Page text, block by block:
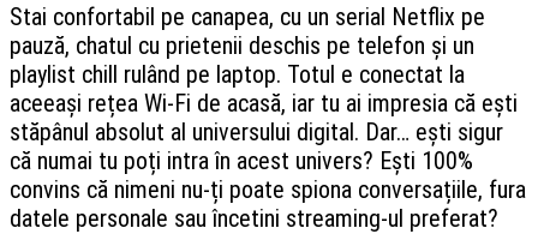
Stai confortabil pe canapea, cu un serial Netflix pe
pauză, chatul cu prietenii deschis pe telefon și un
playlist chill rulând pe laptop. Totul e conectat la
aceeași rețea Wi-Fi de acasă, iar tu ai impresia că ești
stăpânul absolut al universului digital. Dar… ești sigur
că numai tu poți intra în acest univers? Ești 100%
convins că nimeni nu-ți poate spiona conversațiile, fura
datele personale sau încetini streaming-ul preferat?